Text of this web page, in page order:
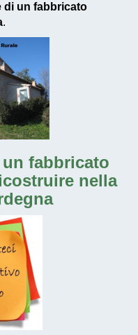
di un fabbricato
.
fabbricato
nella